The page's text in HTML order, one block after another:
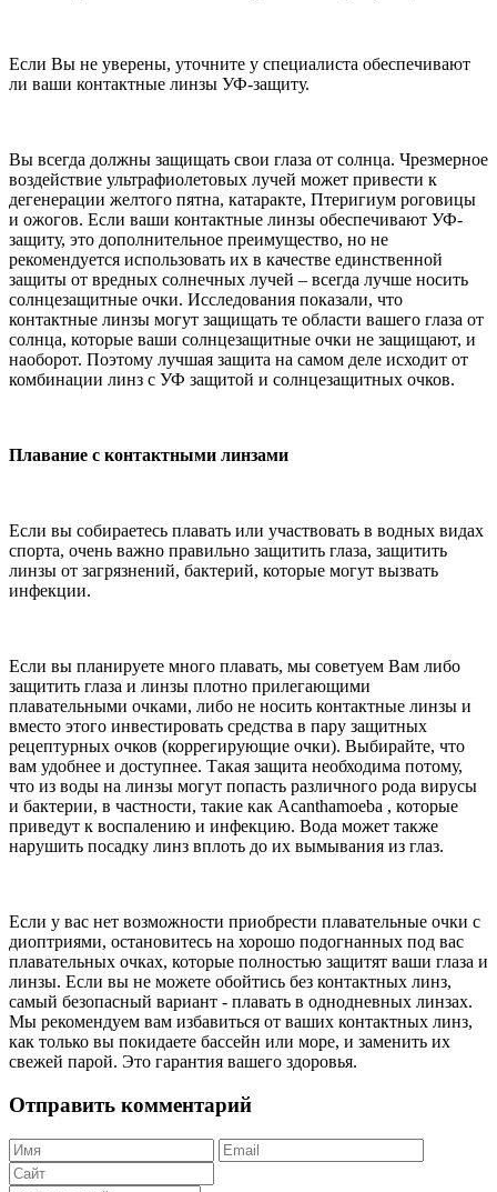
Если Вы не уверены, уточните у специалиста обеспечивают
ли ваши контактные линзы УФ-защиту.
Вы всегда должны защищать свои глаза от солнца. Чрезмерное
воздействие ультрафиолетовых лучей может привести к
дегенерации желтого пятна, катаракте, Птеригиум роговицы
и ожогов. Если ваши контактные линзы обеспечивают УФ-
защиту, это дополнительное преимущество, но не
рекомендуется использовать их в качестве единственной
защиты от вредных солнечных лучей – всегда лучше носить
солнцезащитные очки. Исследования показали, что
контактные линзы могут защищать те области вашего глаза от
солнца, которые ваши солнцезащитные очки не защищают, и
наоборот. Поэтому лучшая защита на самом деле исходит от
комбинации линз с УФ защитой и солнцезащитных очков.
Плавание с контактными линзами
Если вы собираетесь плавать или участвовать в водных видах
спорта, очень важно правильно защитить глаза, защитить
линзы от загрязнений, бактерий, которые могут вызвать
инфекции.
Если вы планируете много плавать, мы советуем Вам либо
защитить глаза и линзы плотно прилегающими
плавательными очками, либо не носить контактные линзы и
вместо этого инвестировать средства в пару защитных
рецептурных очков (коррегирующие очки). Выбирайте, что
вам удобнее и доступнее. Такая защита необходима потому,
что из воды на линзы могут попасть различного рода вирусы
и бактерии, в частности, такие как Acanthamoeba , которые
приведут к воспалению и инфекцию. Вода может также
нарушить посадку линз вплоть до их вымывания из глаз.
Если у вас нет возможности приобрести плавательные очки с
диоптриями, остановитесь на хорошо подогнанных под вас
плавательных очках, которые полностью защитят ваши глаза и
линзы. Если вы не можете обойтись без контактных линз,
самый безопасный вариант - плавать в однодневных линзах.
Мы рекомендуем вам избавиться от ваших контактных линз,
как только вы покидаете бассейн или море, и заменить их
свежей парой. Это гарантия вашего здоровья.
Отправить комментарий